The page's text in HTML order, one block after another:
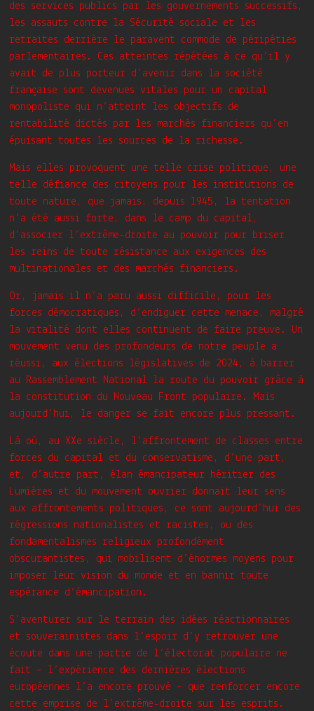
des services publics par les gouvernements successifs,
les assauts contre la Sécurité sociale et les
retraites derrière le paravent commode de péripéties
parlementaires. Ces atteintes répétées à ce qu’il y
avait de plus porteur d’avenir dans la société
française sont devenues vitales pour un capital
monopoliste qui n’atteint les objectifs de
rentabilité dictés par les marchés financiers qu’en
épuisant toutes les sources de la richesse.
Mais elles provoquent une telle crise politique, une
telle défiance des citoyens pour les institutions de
toute nature, que jamais, depuis 1945, la tentation
n’a été aussi forte, dans le camp du capital,
d’associer l’extrême-droite au pouvoir pour briser
les reins de toute résistance aux exigences des
multinationales et des marchés financiers.
Or, jamais il n’a paru aussi difficile, pour les
forces démocratiques, d’endiguer cette menace, malgré
la vitalité dont elles continuent de faire preuve. Un
mouvement venu des profondeurs de notre peuple a
réussi, aux élections législatives de 2024, à barrer
au Rassemblement National la route du pouvoir grâce à
la constitution du Nouveau Front populaire. Mais
aujourd’hui, le danger se fait encore plus pressant.
Là où, au XXe siècle, l’affrontement de classes entre
forces du capital et du conservatisme, d’une part,
et, d’autre part, élan émancipateur héritier des
Lumières et du mouvement ouvrier donnait leur sens
aux affrontements politiques, ce sont aujourd’hui des
régressions nationalistes et racistes, ou des
fondamentalismes religieux profondément
obscurantistes, qui mobilisent d’énormes moyens pour
imposer leur vision du monde et en bannir toute
espérance d’émancipation.
S’aventurer sur le terrain des idées réactionnaires
et souverainistes dans l’espoir d’y retrouver une
écoute dans une partie de l’électorat populaire ne
fait – l’expérience des dernières élections
européennes l’a encore prouvé – que renforcer encore
cette emprise de l’extrême-droite sur les esprits.